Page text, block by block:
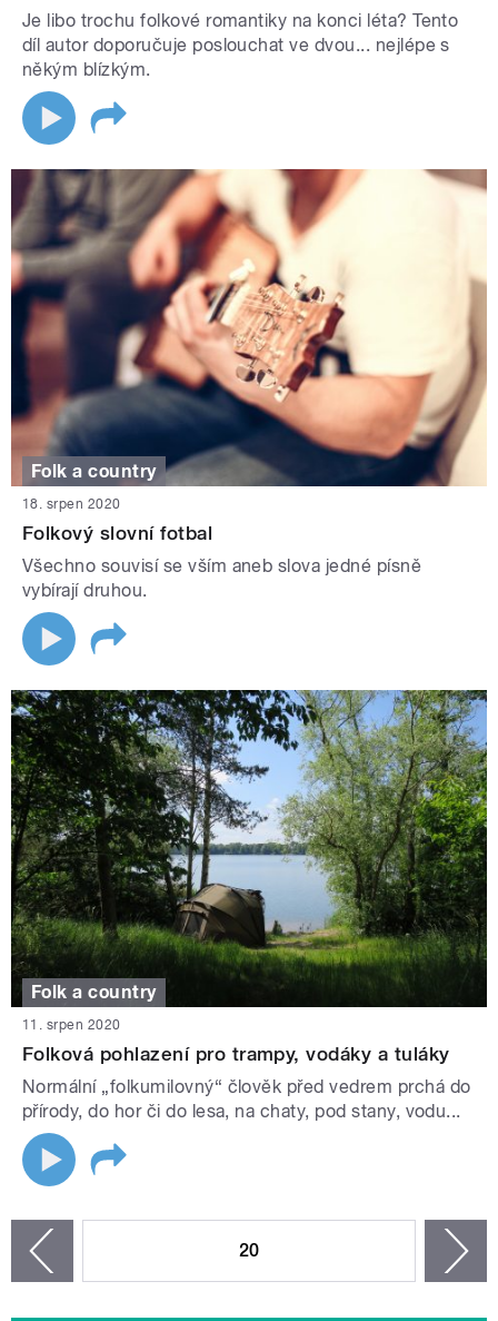
Je libo trochu folkové romantiky na konci léta? Tento
díl autor doporučuje poslouchat ve dvou... nejlépe s
někým blízkým.
Folk a country
18. srpen 2020
Folkový slovní fotbal
Všechno souvisí se vším aneb slova jedné písně
vybírají druhou.
Folk a country
11. srpen 2020
Folková pohlazení pro trampy, vodáky a tuláky
Normální „folkumilovný“ člověk před vedrem prchá do
přírody, do hor či do lesa, na chaty, pod stany, vodu...
20